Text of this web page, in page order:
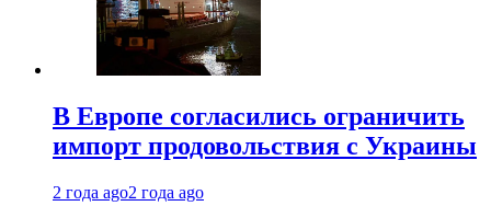
В Европе согласились ограничить
импорт продовольствия с Украины
2 года ago2 года ago